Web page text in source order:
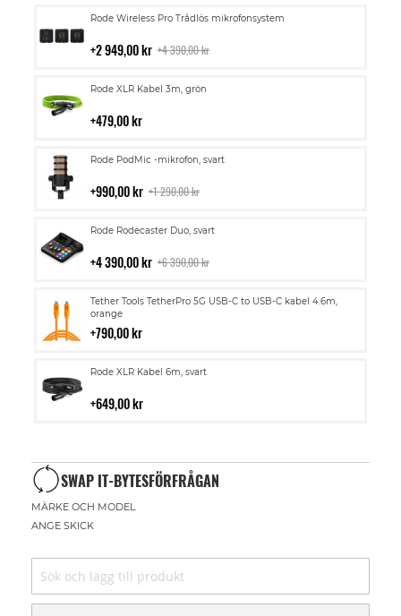
Rode Wireless Pro Trådlös mikrofonsystem
2 949,00 kr 4 390,00 kr
Lägg
i
Rode XLR Kabel 3m, grön
479,00 kr
Lägg
i
Rode PodMic -mikrofon, svart
990,00 kr 1 290,00 kr
Lägg
i
Rode Rodecaster Duo, svart
4 390,00 kr 6 390,00 kr
Lägg
i
Tether Tools TetherPro 5G USB-C to USB-C kabel 4.6m,
orange
790,00 kr
Lägg
till
i
Rode XLR Kabel 6m, svart
649,00 kr
Lägg
i
SWAP IT-BYTESFÖRFRÅGAN
MÄRKE OCH MODEL
ANGE SKICK